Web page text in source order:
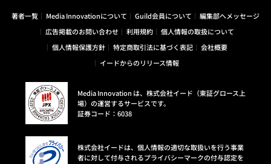
著者一覧 Media Innovationについて Guild会員について
編集部へメッセージ
広告掲載のお問い合わせ
利用規約
個人情報の取扱について
個人情報保護方針
特定商取引法に基づく表記
会社概要
イードからのリリース情報
Media Innovation は、株式会社イード（東証グロース上
場）の運営するサービスです。
証券コード：6038
株式会社イードは、個人情報の適切な取扱いを行う事業
者に対して付与されるプライバシーマークの付与認定を